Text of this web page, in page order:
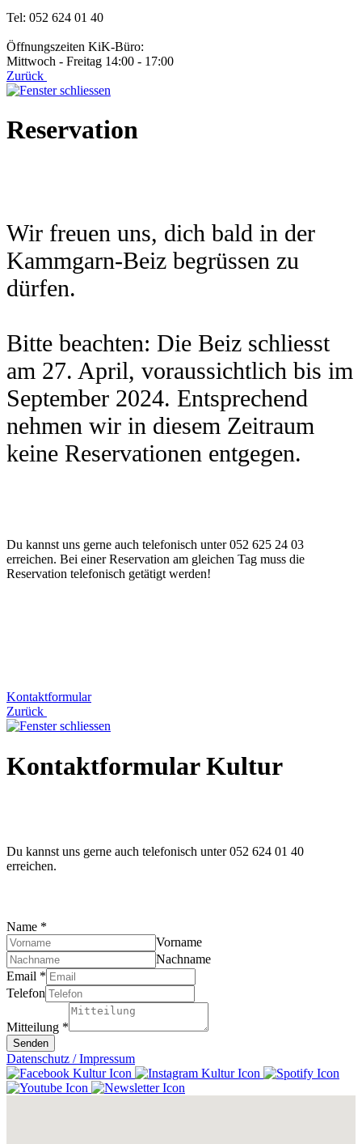
Tel: 052 624 01 40
Öffnungszeiten KiK-Büro:
Mittwoch - Freitag 14:00 - 17:00
Zurück
Reservation
Wir freuen uns, dich bald in der
Kammgarn-Beiz begrüssen zu
dürfen.
Bitte beachten: Die Beiz schliesst
am 27. April, voraussichtlich bis im
September 2024. Entsprechend
nehmen wir in diesem Zeitraum
keine Reservationen entgegen.
Du kannst uns gerne auch telefonisch unter 052 625 24 03
erreichen. Bei einer Reservation am gleichen Tag muss die
Reservation telefonisch getätigt werden!
Kontaktformular
Zurück
Kontaktformular Kultur
Du kannst uns gerne auch telefonisch unter 052 624 01 40
erreichen.
Name *
Vorname
Nachname
Email *
Telefon
Mitteilung *
Senden
Datenschutz / Impressum